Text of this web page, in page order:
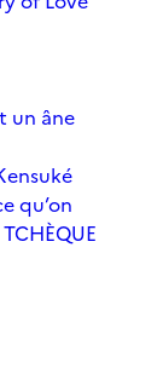
un âne
qu’on